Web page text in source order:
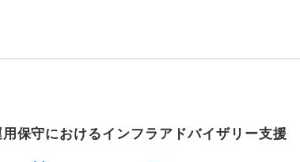
保守におけるインフラアドバイザリー支援